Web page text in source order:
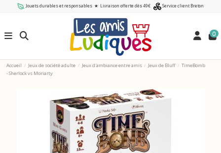
Jouets durables et responsables ★ Livraison offerte dès 49€ Service client Breton
0
Accueil Jeux de société adulte Jeux d'ambiance entre amis Jeux de Bluff
TimeBomb
- Sherlock vs Moriarty